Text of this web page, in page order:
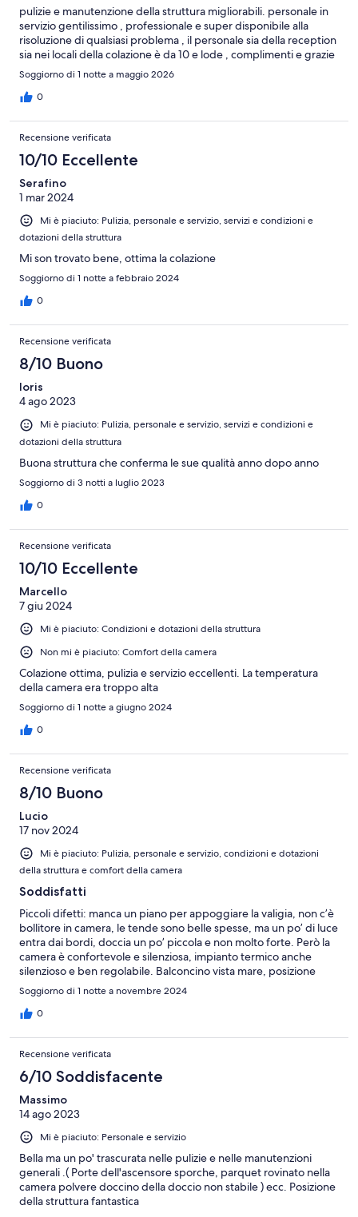
pulizie e manutenzione della struttura migliorabili. personale in
servizio gentilissimo , professionale e super disponibile alla
risoluzione di qualsiasi problema , il personale sia della reception
sia nei locali della colazione è da 10 e lode , complimenti e grazie
Soggiorno di 1 notte a maggio 2026
0
Recensione verificata
10/10 Eccellente
Serafino
1 mar 2024
Mi è piaciuto: Pulizia, personale e servizio, servizi e condizioni e
dotazioni della struttura
Mi son trovato bene, ottima la colazione
Soggiorno di 1 notte a febbraio 2024
0
Recensione verificata
8/10 Buono
loris
4 ago 2023
Mi è piaciuto: Pulizia, personale e servizio, servizi e condizioni e
dotazioni della struttura
Buona struttura che conferma le sue qualità anno dopo anno
Soggiorno di 3 notti a luglio 2023
0
Recensione verificata
10/10 Eccellente
Marcello
7 giu 2024
Mi è piaciuto: Condizioni e dotazioni della struttura
Non mi è piaciuto: Comfort della camera
Colazione ottima, pulizia e servizio eccellenti. La temperatura
della camera era troppo alta
Soggiorno di 1 notte a giugno 2024
0
Recensione verificata
8/10 Buono
Lucio
17 nov 2024
Mi è piaciuto: Pulizia, personale e servizio, condizioni e dotazioni
della struttura e comfort della camera
Soddisfatti
Piccoli difetti: manca un piano per appoggiare la valigia, non c’è
bollitore in camera, le tende sono belle spesse, ma un po’ di luce
entra dai bordi, doccia un po’ piccola e non molto forte. Però la
camera è confortevole e silenziosa, impianto termico anche
silenzioso e ben regolabile. Balconcino vista mare, posizione
c’entra. Buona la colazione. Commento conclusivo più che
positivo.
Soggiorno di 1 notte a novembre 2024
0
Recensione verificata
6/10 Soddisfacente
Massimo
14 ago 2023
Mi è piaciuto: Personale e servizio
Bella ma un po' trascurata nelle pulizie e nelle manutenzioni
generali .( Porte dell'ascensore sporche, parquet rovinato nella
camera polvere doccino della doccio non stabile ) ecc. Posizione
della struttura fantastica